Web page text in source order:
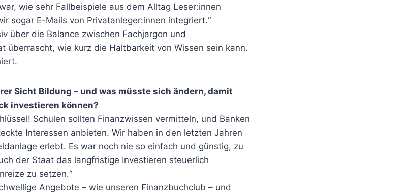
wie sehr Fallbeispiele aus dem Alltag Leser:innen
sogar E-Mails von Privatanleger:innen integriert.“
über die Balance zwischen Fachjargon und
überrascht, wie kurz die Haltbarkeit von Wissen sein kann.
Sicht Bildung – und was müsste sich ändern, damit
investieren können?
Schulen sollten Finanzwissen vermitteln, und Banken
Interessen anbieten. Wir haben in den letzten Jahren
erlebt. Es war noch nie so einfach und günstig, zu
der Staat das langfristige Investieren steuerlich
zu setzen.“
Angebote – wie unseren Finanzbuchclub – und